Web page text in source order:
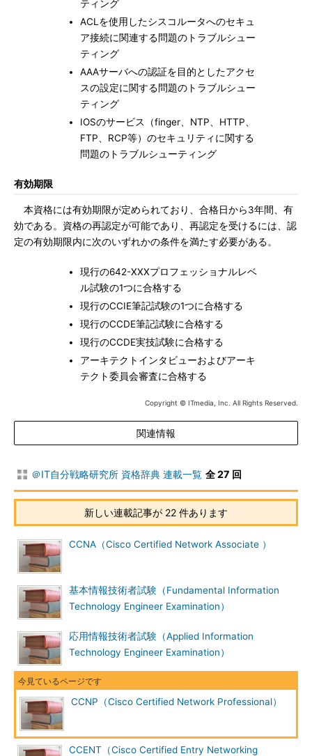
ティング
ACLを使用したシスコルータへのセキュ
ア接続に関連する問題のトラブルシュー
ティング
AAAサーバへの認証を目的としたアクセ
スの設定に関する問題のトラブルシュー
ティング
IOSのサービス（finger、NTP、HTTP、
FTP、RCP等）のセキュリティに関する
問題のトラブルシューティング
有効期限
本資格には有効期限が定められており、合格日から3年間、有
効である。資格の再認定が可能であり、再認定を受けるには、認
定の有効期限内に次のいずれかの条件を満たす必要がある。
現行の642-XXXプロフェッショナルレベ
ル試験の1つに合格する
現行のCCIE筆記試験の1つに合格する
現行のCCDE筆記試験に合格する
現行のCCDE実技試験に合格する
アーキテクトインタビューおよびアーキ
テクト委員会審査に合格する
Copyright © ITmedia, Inc. All Rights Reserved.
関連情報
＠IT自分戦略研究所 資格辞典 連載一覧 全 27 回
新しい連載記事が 22 件あります
CCNA（Cisco Certified Network Associate ）
基本情報技術者試験（Fundamental Information
Technology Engineer Examination）
応用情報技術者試験（Applied Information
Technology Engineer Examination）
CCNP（Cisco Certified Network Professional）
CCENT（Cisco Certified Entry Networking